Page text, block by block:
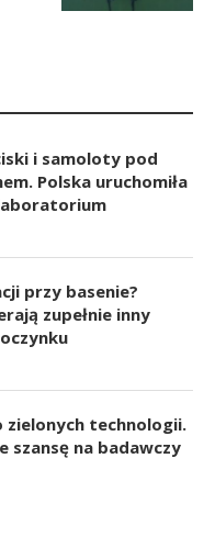
i samoloty pod
Polska uruchomiła
przy basenie?
zupełnie inny
zielonych technologii.
szansę na badawczy